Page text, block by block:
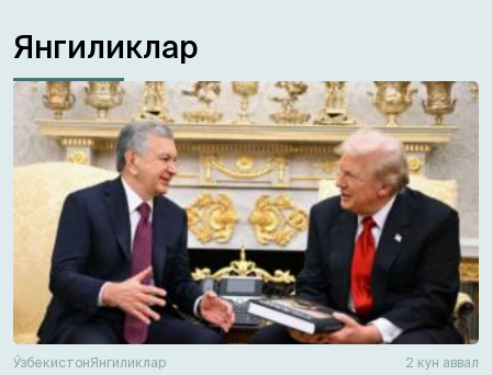
Янгиликлар
ЎзбекистонЯнгиликлар 2 кун аввал